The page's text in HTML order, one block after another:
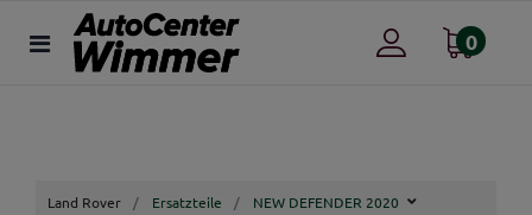
0
Land Rover Ersatzteile NEW DEFENDER 2020